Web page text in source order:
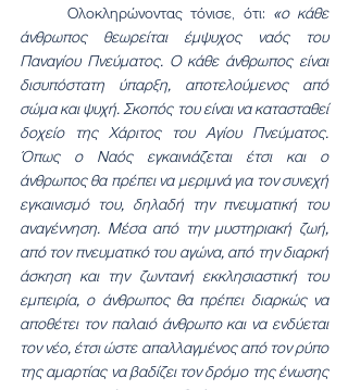
	Ολοκληρώνοντας τόνισε, ότι:
«ο κάθε
άνθρωπος θεωρείται έμψυχος ναός του
Παναγίου Πνεύματος. Ο κάθε άνθρωπος είναι
δισυπόστατη ύπαρξη, αποτελούμενος από
σώμα και ψυχή. Σκοπός του είναι να κατασταθεί
δοχείο της Χάριτος του Αγίου Πνεύματος.
Όπως ο Ναός εγκαινιάζεται έτσι και ο
άνθρωπος θα πρέπει να μεριμνά για τον συνεχή
εγκαινισμό του, δηλαδή την πνευματική του
αναγέννηση. Μέσα από την μυστηριακή ζωή,
από τον πνευματικό του αγώνα, από την διαρκή
άσκηση και την ζωντανή εκκλησιαστική του
εμπειρία, ο άνθρωπος θα πρέπει διαρκώς να
αποθέτει τον παλαιό άνθρωπο και να ενδύεται
τον νέο, έτσι ώστε απαλλαγμένος από τον ρύπο
της αμαρτίας να βαδίζει τον δρόμο της ένωσης